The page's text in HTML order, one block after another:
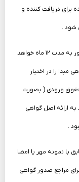
دریافت کننده و
شود .
۶- اعتبار گواهی مبدا موضوع این قانون از تاریخ صدور به مدت ۱۲ ماه خواهد
مبدا را در اختیار
ورودی ( بصورت
ارائه اصل گواهی
.
با نمونه مهر یا امضا
مراجع صدور گواهی